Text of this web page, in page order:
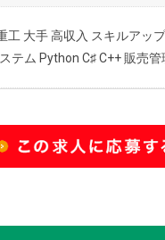
工 大手 高収入 スキルアッ
テム Python C♯ C++ 販売